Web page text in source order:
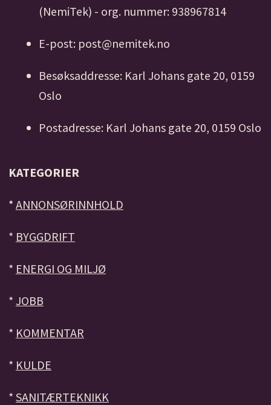
(NemiTek) - org. nummer: 938967814
E-post: post@nemitek.no
Besøksaddresse: Karl Johans gate 20, 0159
Oslo
Postadresse: Karl Johans gate 20, 0159 Oslo
KATEGORIER
* ANNONSØRINNHOLD
* BYGGDRIFT
* ENERGI OG MILJØ
* JOBB
* KOMMENTAR
* KULDE
* SANITÆRTEKNIKK